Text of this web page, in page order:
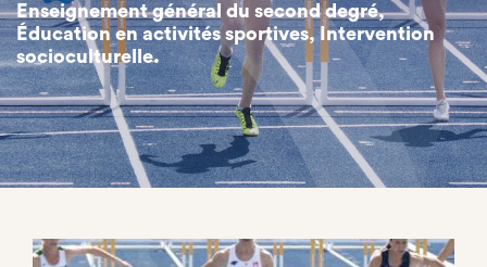
Enseignement général du second degré,
Éducation en activités sportives, Intervention
socioculturelle.